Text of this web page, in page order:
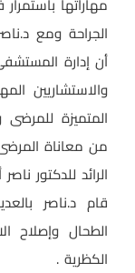
الجراحة ومع
أن إدارة
والاستشاريين
المتميزة
من معاناة
الرائد للدكتور
قام د.ناصر
الطحال وإصلاح
الكظرية .